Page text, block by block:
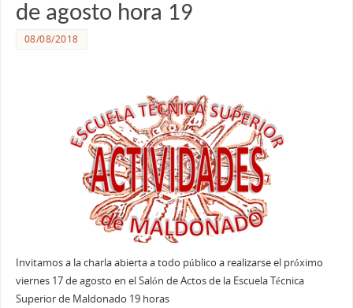
de agosto hora 19
08/08/2018
Invitamos a la charla abierta a todo público a realizarse el próximo
viernes 17 de agosto en el Salón de Actos de la Escuela Técnica
Superior de Maldonado 19 horas